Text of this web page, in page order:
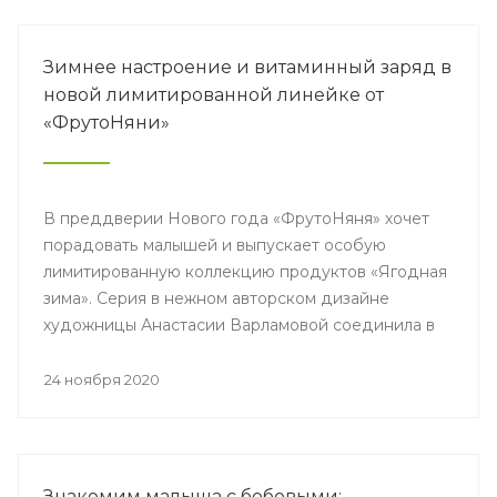
Зимнее настроение и витаминный заряд в
новой лимитированной линейке от
«ФрутоНяни»
В преддверии Нового года «ФрутоНяня» хочет
порадовать малышей и выпускает особую
лимитированную коллекцию продуктов «Ягодная
зима». Серия в нежном авторском дизайне
художницы Анастасии Варламовой соединила в
заряд.
24 ноября 2020